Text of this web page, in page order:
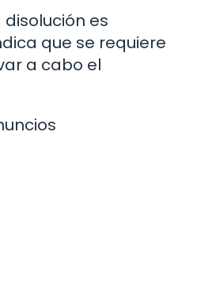
es
que se requiere
a cabo el